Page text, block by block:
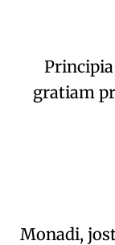
gratiam
Monadi,